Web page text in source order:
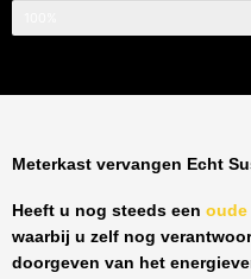
Meterkast vervangen Echt
Heeft u nog steeds een oude
waarbij u zelf nog
doorgeven van het